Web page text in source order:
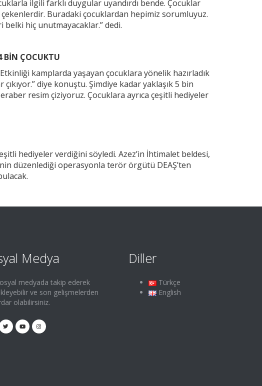
ilgili farklı duygular uyandırdı bende. Çocuklar
çekenlerdir. Buradaki çocuklardan hepimiz sorumluyuz.
belki hiç unutmayacaklar.” dedi.
BİN ÇOCUKTU
kamplarda yaşayan çocuklara yönelik hazırladık
diye konuştu. Şimdiye kadar yaklaşık 5 bin
resim çiziyoruz. Çocuklara ayrıca çeşitli hediyeler
hediyeler verdiğini söyledi. Azez’in İhtimalet beldesi,
düzenlediği operasyonla terör örgütü DEAŞ’ten
Medya
medyada takip ederek
ve son gelişmelerden
olabilirsiniz.
Diller
Türkçe
English